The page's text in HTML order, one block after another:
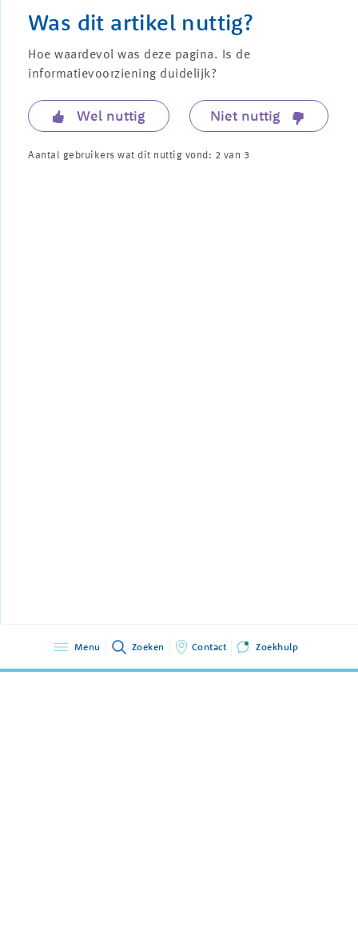
Menu Zoeken Contact Zoekhulp
Was dit artikel nuttig?
Hoe waardevol was deze pagina. Is de
informatievoorziening duidelijk?
Wel nuttig Niet nuttig
Aantal gebruikers wat dit nuttig vond: 2 van 3